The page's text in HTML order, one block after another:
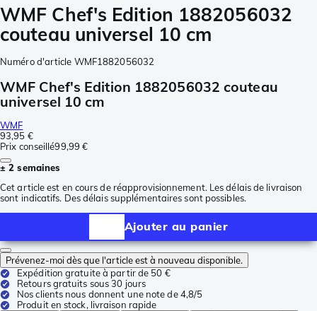
WMF Chef's Edition 1882056032
couteau universel 10 cm
Numéro d'article WMF1882056032
WMF Chef's Edition 1882056032 couteau
universel 10 cm
WMF
93,95 €
Prix conseillé99,99 €
± 2 semaines
Cet article est en cours de réapprovisionnement. Les délais de livraison
sont indicatifs. Des délais supplémentaires sont possibles.
Ajouter au panier
Prévenez-moi dès que l'article est à nouveau disponible.
Expédition gratuite à partir de 50 €
Retours gratuits sous 30 jours
Nos clients nous donnent une note de 4,8/5
Produit en stock, livraison rapide